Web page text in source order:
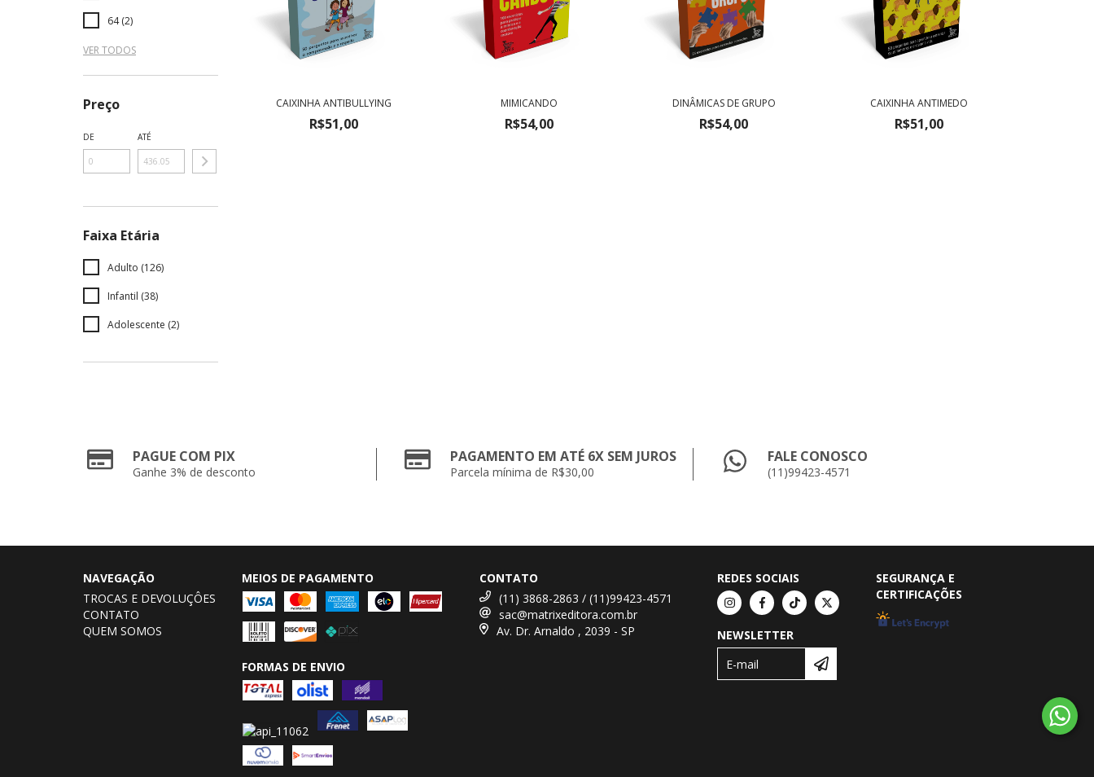
64 (2)
VER TODOS
Preço
DE ATÉ
Faixa Etária
Adulto (126)
Infantil (38)
Adolescente (2)
CAIXINHA ANTIBULLYING
R$51,00
MIMICANDO
R$54,00
DINÂMICAS DE GRUPO
R$54,00
CAIXINHA ANTIMEDO
R$51,00
PAGUE COM PIX
Ganhe 3% de desconto
PAGAMENTO EM ATÉ 6X SEM JUROS
Parcela mínima de R$30,00
FALE CONOSCO
(11)99423-4571
NAVEGAÇÃO
TROCAS E DEVOLUÇÔES
CONTATO
QUEM SOMOS
MEIOS DE PAGAMENTO
FORMAS DE ENVIO
CONTATO
(11) 3868-2863 / (11)99423-4571
sac@matrixeditora.com.br
Av. Dr. Arnaldo , 2039 - SP
REDES SOCIAIS
NEWSLETTER
SEGURANÇA E
CERTIFICAÇÕES